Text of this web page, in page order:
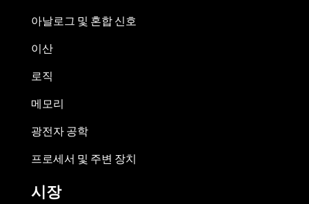
아날로그 및 혼합 신호
이산
로직
메모리
광전자 공학
프로세서 및 주변 장치
시장